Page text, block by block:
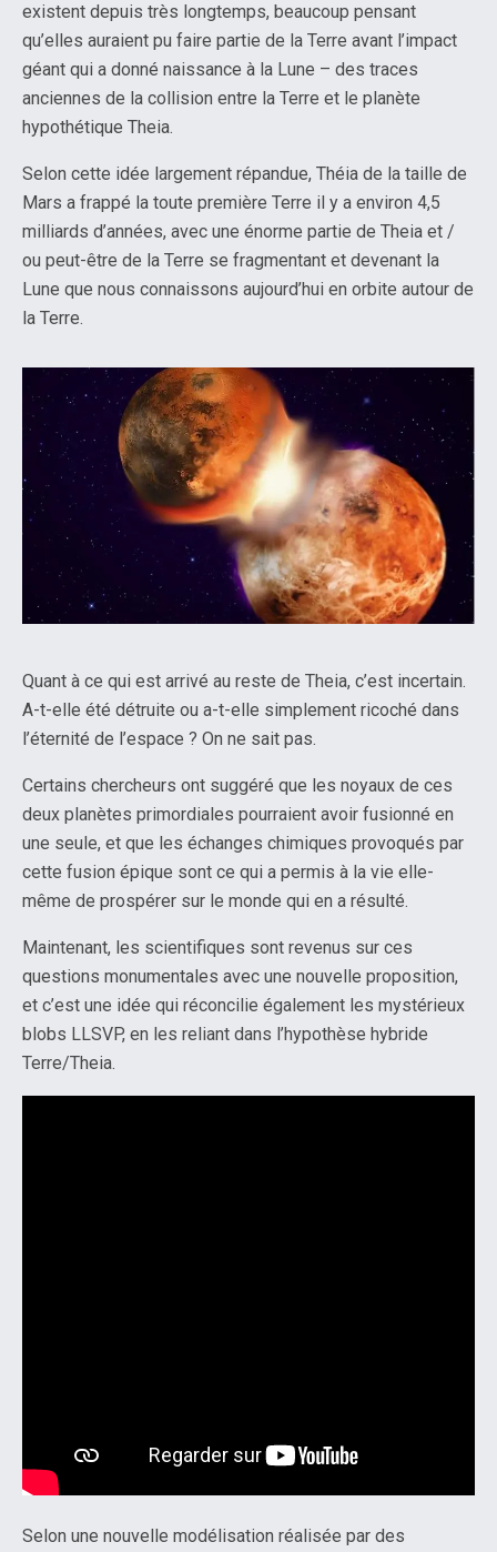
existent depuis très longtemps, beaucoup pensant
qu’elles auraient pu faire partie de la Terre avant l’impact
géant qui a donné naissance à la Lune – des traces
anciennes de la collision entre la Terre et le planète
hypothétique Theia.
Selon cette idée largement répandue, Théia de la taille de
Mars a frappé la toute première Terre il y a environ 4,5
milliards d’années, avec une énorme partie de Theia et /
ou peut-être de la Terre se fragmentant et devenant la
Lune que nous connaissons aujourd’hui en orbite autour de
la Terre.
Quant à ce qui est arrivé au reste de Theia, c’est incertain.
A-t-elle été détruite ou a-t-elle simplement ricoché dans
l’éternité de l’espace ? On ne sait pas.
Certains chercheurs ont suggéré que les noyaux de ces
deux planètes primordiales pourraient avoir fusionné en
une seule, et que les échanges chimiques provoqués par
cette fusion épique sont ce qui a permis à la vie elle-
même de prospérer sur le monde qui en a résulté.
Maintenant, les scientifiques sont revenus sur ces
questions monumentales avec une nouvelle proposition,
et c’est une idée qui réconcilie également les mystérieux
blobs LLSVP, en les reliant dans l’hypothèse hybride
Terre/Theia.
Selon une nouvelle modélisation réalisée par des